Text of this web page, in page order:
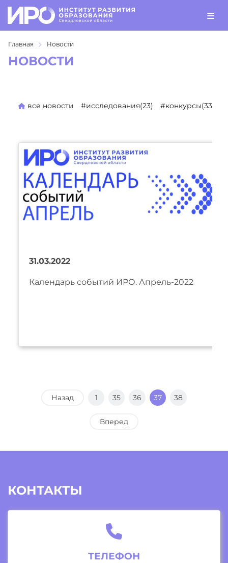
Главная Новости
НОВОСТИ
все новости #исследования(23) #конкурсы(330)
31.03.2022
Календарь событий ИРО. Апрель-2022
Назад 1 35 36 37 38
Вперед
КОНТАКТЫ
ТЕЛЕФОН